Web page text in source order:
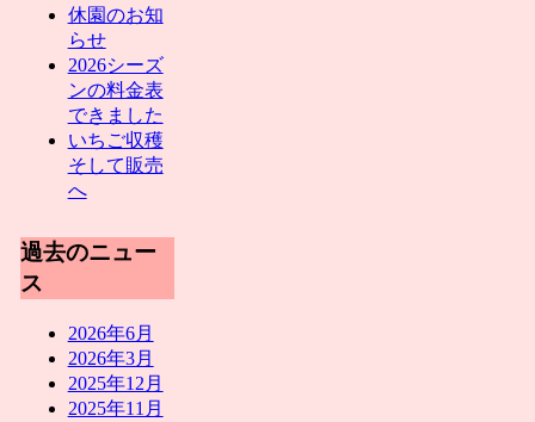
休園のお知
らせ
2026シーズ
ンの料金表
できました
いちご収穫
そして販売
へ
過去のニュー
ス
2026年6月
2026年3月
2025年12月
2025年11月